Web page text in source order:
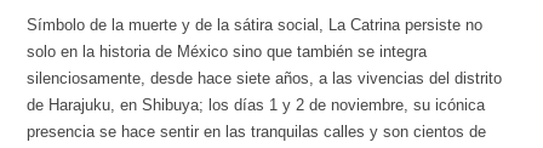
Símbolo de la muerte y de la sátira social, La Catrina persiste no
solo en la historia de México sino que también se integra
silenciosamente, desde hace siete años, a las vivencias del distrito
de Harajuku, en Shibuya; los días 1 y 2 de noviembre, su icónica
presencia se hace sentir en las tranquilas calles y son cientos de